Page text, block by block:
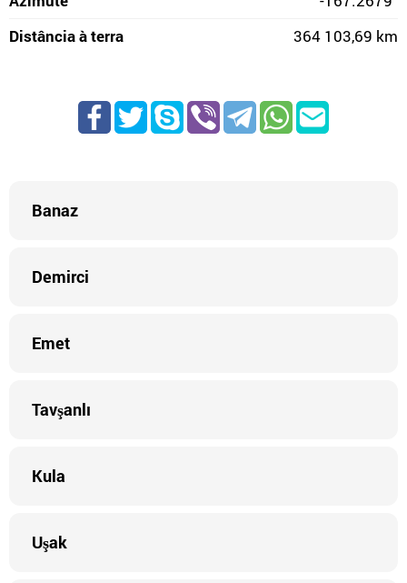
Distância à terra
364 103,69 km
Banaz
Demirci
Emet
Tavşanlı
Kula
Uşak